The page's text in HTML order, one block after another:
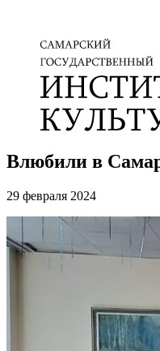
Влюбили в
29 февраля 2024